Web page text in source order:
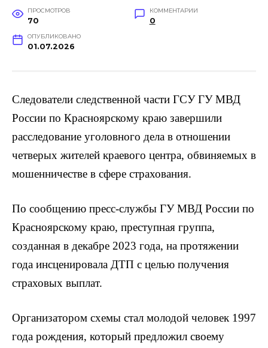
ПРОСМОТРОВ
70
КОММЕНТАРИИ
0
ОПУБЛИКОВАНО
01.07.2026
Следователи следственной части ГСУ ГУ МВД
России по Красноярскому краю завершили
расследование уголовного дела в отношении
четверых жителей краевого центра, обвиняемых в
мошенничестве в сфере страхования.
По сообщению пресс-службы ГУ МВД России по
Красноярскому краю, преступная группа,
созданная в декабре 2023 года, на протяжении
года инсценировала ДТП с целью получения
страховых выплат.
Организатором схемы стал молодой человек 1997
года рождения, который предложил своему